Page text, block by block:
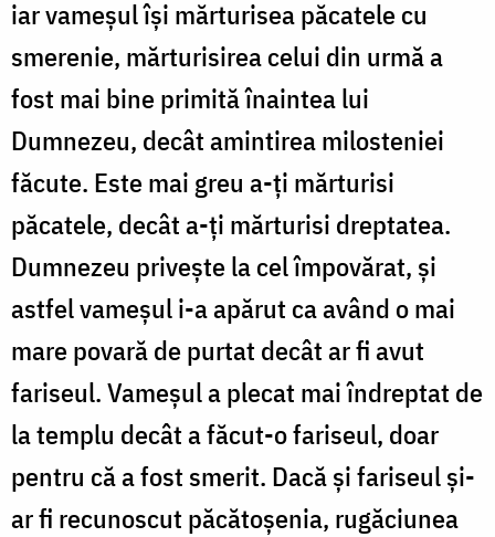
iar vameșul își mărturisea păcatele cu
smerenie, mărturisirea celui din urmă a
fost mai bine primită înaintea lui
Dumnezeu, decât amintirea milosteniei
făcute. Este mai greu a-ți mărturisi
păcatele, decât a-ți mărturisi dreptatea.
Dumnezeu privește la cel împovărat, și
astfel vameșul i-a apărut ca având o mai
mare povară de purtat decât ar fi avut
fariseul. Vameșul a plecat mai îndreptat de
la templu decât a făcut-o fariseul, doar
pentru că a fost smerit. Dacă și fariseul și-
ar fi recunoscut păcătoșenia, rugăciunea